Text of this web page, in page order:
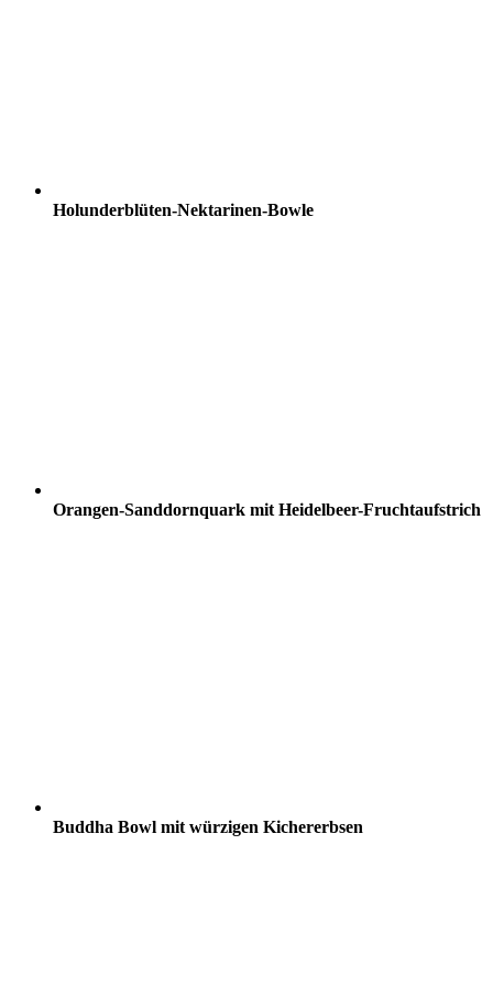
Holunderblüten-Nektarinen-Bowle
Orangen-Sanddornquark mit Heidelbeer-Fruchtaufstrich
Buddha Bowl mit würzigen Kichererbsen